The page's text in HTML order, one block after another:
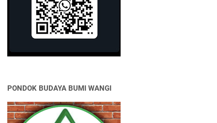
PONDOK BUDAYA BUMI WANGI